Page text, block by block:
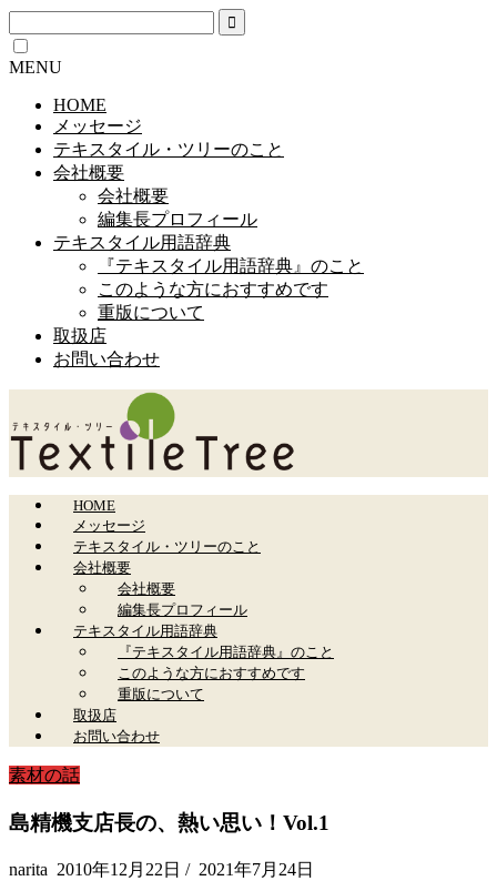
MENU
HOME
メッセージ
テキスタイル・ツリーのこと
会社概要
会社概要
編集長プロフィール
テキスタイル用語辞典
『テキスタイル用語辞典』のこと
このような方におすすめです
重版について
取扱店
お問い合わせ
HOME
メッセージ
テキスタイル・ツリーのこと
会社概要
会社概要
編集長プロフィール
テキスタイル用語辞典
『テキスタイル用語辞典』のこと
このような方におすすめです
重版について
取扱店
お問い合わせ
素材の話
島精機支店長の、熱い思い！Vol.1
narita 2010年12月22日 / 2021年7月24日